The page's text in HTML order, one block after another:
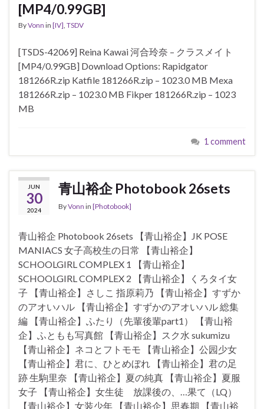
[MP4/0.99GB]
ByVonn in [IV], TSDV
[TSDS-42069] Reina Kawai 河合玲奈 – クラスメイト
[MP4/0.99GB] Download Options: Rapidgator
181266R.zip Katfile 181266R.zip – 1023.0 MB Mexa
181266R.zip – 1023.0 MB Fikper 181266R.zip – 1023
MB
1 comment
JUN
30
2024
青山裕企 Photobook 26sets
ByVonn in [Photobook]
青山裕企 Photobook 26sets 【青山裕企】JK POSE
MANIACS 女子高校生の日常 【青山裕企】
SCHOOLGIRL COMPLEX 1 【青山裕企】
SCHOOLGIRL COMPLEX 2 【青山裕企】くろタイ女
子 【青山裕企】さしこ 指原莉乃 【青山裕企】すずか
のアオいハル 【青山裕企】すずかのアオいハル 総集
編 【青山裕企】ふたり（先輩後輩part1） 【青山裕
企】ふともも写真館 【青山裕企】スク水 sukumizu
【青山裕企】ネコとフトモモ 【青山裕企】公园少女
【青山裕企】君に、ひとめぼれ 【青山裕企】君の足
跡 生駒里奈 【青山裕企】夏の純真 【青山裕企】夏服
女子 【青山裕企】女生徒 放課後の、…果て（LQ）
【青山裕企】女装少年 【青山裕企】思春期 【青山裕